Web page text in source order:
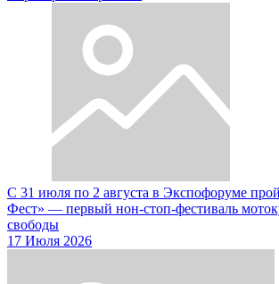
С 31 июля по 2 августа в Экспофоруме
Фест» — первый нон-стоп-фестиваль
свободы
17 Июля 2026